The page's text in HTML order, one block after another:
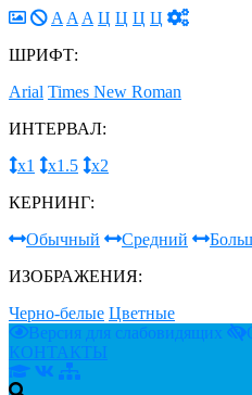
A A A Ц Ц Ц Ц
ШРИФТ:
Arial Times New Roman
ИНТЕРВАЛ:
х1
х1.5
х2
КЕРНИНГ:
Обычный
Средний
ИЗОБРАЖЕНИЯ:
Черно-белые Цветные
Версия для слабовидящих
КОНТАКТЫ